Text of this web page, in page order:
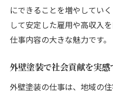
にできることを増やしてい
して安定した雇用や高収入
仕事内容の大きな魅力です。
外壁塗装で社会貢献を実感
外壁塗装の仕事は、地域の